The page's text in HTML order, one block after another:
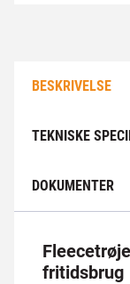
BESKRIVELSE
TEKNISKE
DOKUMENTER
fritidsbrug